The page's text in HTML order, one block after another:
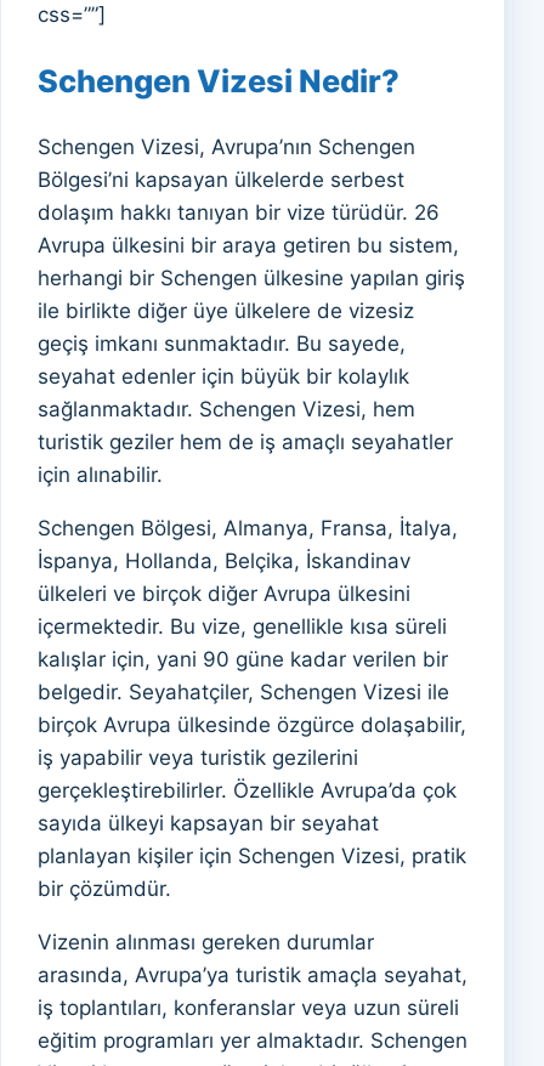
css=””]
Schengen Vizesi Nedir?
Schengen Vizesi, Avrupa’nın Schengen
Bölgesi’ni kapsayan ülkelerde serbest
dolaşım hakkı tanıyan bir vize türüdür. 26
Avrupa ülkesini bir araya getiren bu sistem,
herhangi bir Schengen ülkesine yapılan giriş
ile birlikte diğer üye ülkelere de vizesiz
geçiş imkanı sunmaktadır. Bu sayede,
seyahat edenler için büyük bir kolaylık
sağlanmaktadır. Schengen Vizesi, hem
turistik geziler hem de iş amaçlı seyahatler
için alınabilir.
Schengen Bölgesi, Almanya, Fransa, İtalya,
İspanya, Hollanda, Belçika, İskandinav
ülkeleri ve birçok diğer Avrupa ülkesini
içermektedir. Bu vize, genellikle kısa süreli
kalışlar için, yani 90 güne kadar verilen bir
belgedir. Seyahatçiler, Schengen Vizesi ile
birçok Avrupa ülkesinde özgürce dolaşabilir,
iş yapabilir veya turistik gezilerini
gerçekleştirebilirler. Özellikle Avrupa’da çok
sayıda ülkeyi kapsayan bir seyahat
planlayan kişiler için Schengen Vizesi, pratik
bir çözümdür.
Vizenin alınması gereken durumlar
arasında, Avrupa’ya turistik amaçla seyahat,
iş toplantıları, konferanslar veya uzun süreli
eğitim programları yer almaktadır. Schengen